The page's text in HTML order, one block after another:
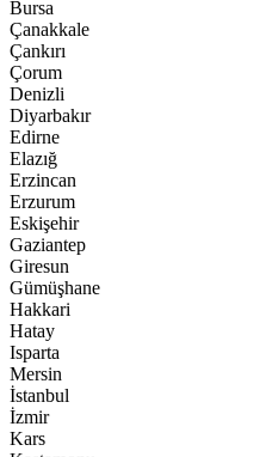
Bursa
Çanakkale
Çankırı
Çorum
Denizli
Diyarbakır
Edirne
Elazığ
Erzincan
Erzurum
Eskişehir
Gaziantep
Giresun
Gümüşhane
Hakkari
Hatay
Isparta
Mersin
İstanbul
İzmir
Kars